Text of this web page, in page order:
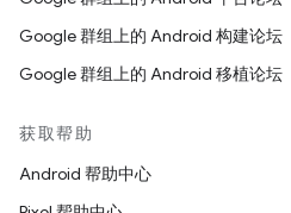
Google 群组上的 Android 构建论坛
Google 群组上的 Android 移植论坛
获取帮助
Android 帮助中心